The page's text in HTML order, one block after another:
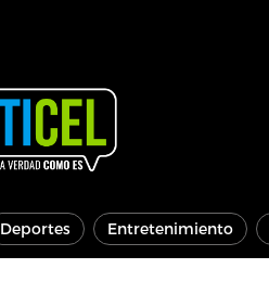
Deportes Entretenimiento